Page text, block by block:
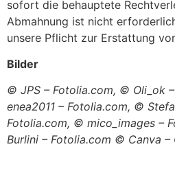
sofort die behauptete
Abmahnung ist nicht
unsere Pflicht zur Erstattung
Bilder
© JPS – Fotolia.com, © Oli_ok
enea2011 – Fotolia.com, ©
Fotolia.com, © mico_images –
Burlini – Fotolia.com © Canva –